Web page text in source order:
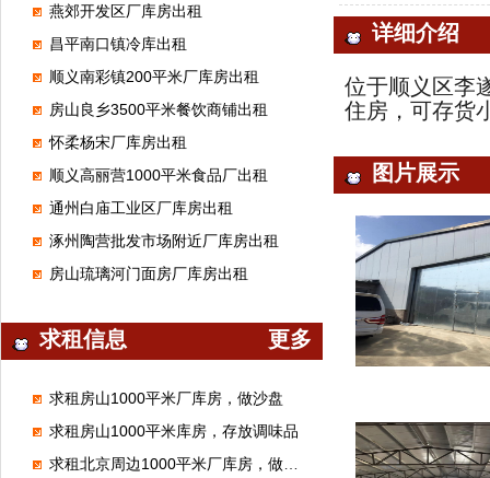
燕郊开发区厂库房出租
昌平南口镇冷库出租
顺义南彩镇200平米厂库房出租
房山良乡3500平米餐饮商铺出租
怀柔杨宋厂库房出租
顺义高丽营1000平米食品厂出租
通州白庙工业区厂库房出租
涿州陶营批发市场附近厂库房出租
房山琉璃河门面房厂库房出租
求租信息 更多
求租房山1000平米厂库房，做沙盘
求租房山1000平米库房，存放调味品
求租北京周边1000平米厂库房，做腻子粉
详细介绍
位于顺义区李
住房，可存货
图片展示